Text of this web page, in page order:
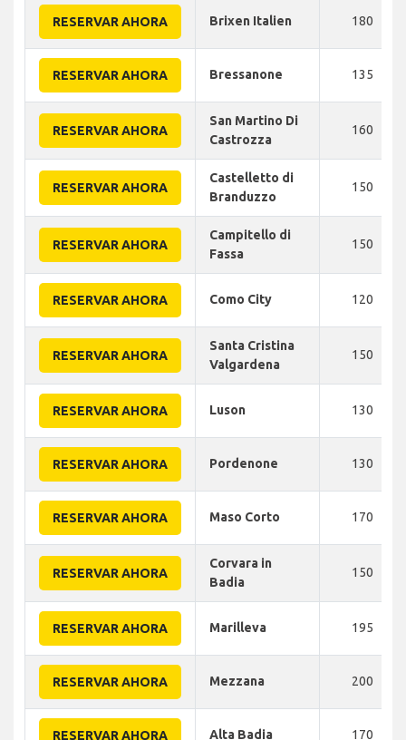
RESERVAR AHORA Brixen Italien 180
RESERVAR AHORA Bressanone 135
RESERVAR AHORA
San Martino Di
Castrozza
160
RESERVAR AHORA
Castelletto di
Branduzzo
150
RESERVAR AHORA
Campitello di
Fassa
150
RESERVAR AHORA Como City 120
RESERVAR AHORA
Santa Cristina
Valgardena
150
RESERVAR AHORA Luson 130
RESERVAR AHORA Pordenone 130
RESERVAR AHORA Maso Corto 170
RESERVAR AHORA
Corvara in
Badia
150
RESERVAR AHORA Marilleva 195
RESERVAR AHORA Mezzana 200
RESERVAR AHORA Alta Badia 170